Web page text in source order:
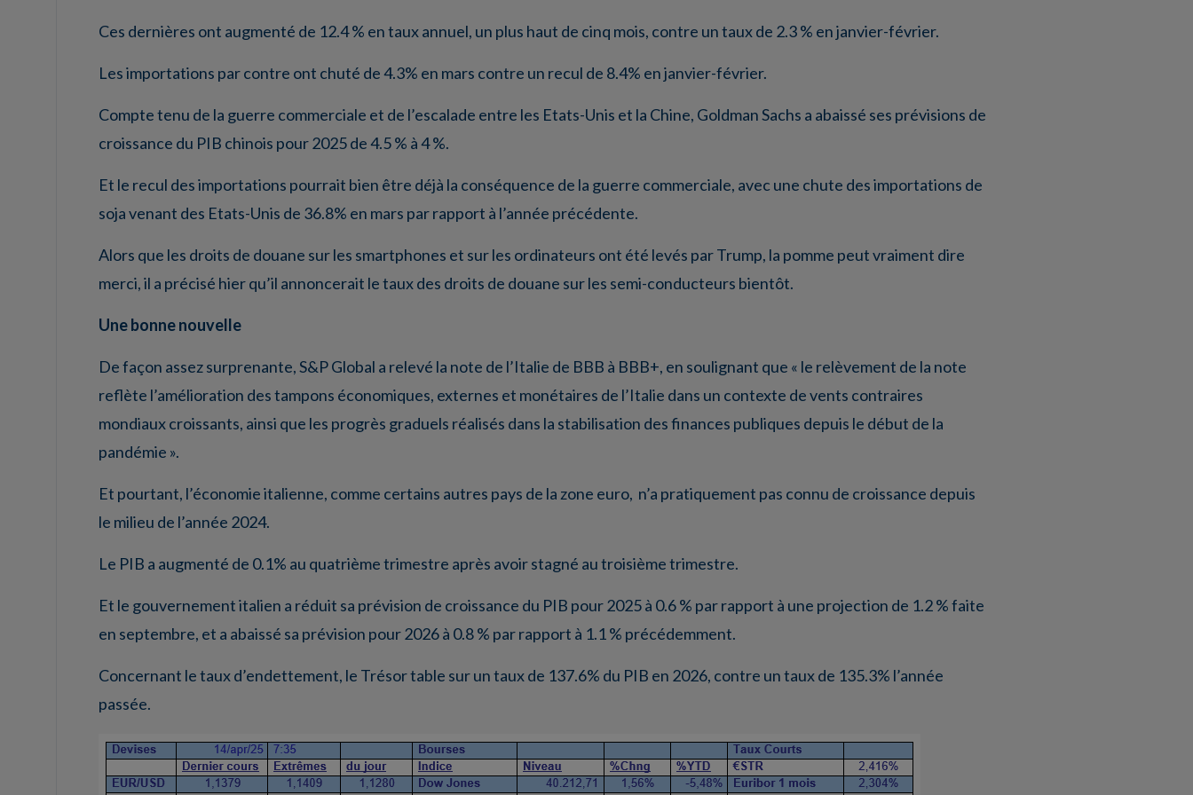
Ces dernières ont augmenté de 12.4 % en taux annuel, un plus haut de cinq mois, contre un taux de 2.3 % en janvier-février.
Les importations par contre ont chuté de 4.3% en mars contre un recul de 8.4% en janvier-février.
Compte tenu de la guerre commerciale et de l’escalade entre les Etats-Unis et la Chine, Goldman Sachs a abaissé ses prévisions de
croissance du PIB chinois pour 2025 de 4.5 % à 4 %.
Et le recul des importations pourrait bien être déjà la conséquence de la guerre commerciale, avec une chute des importations de
soja venant des Etats-Unis de 36.8% en mars par rapport à l’année précédente.
Alors que les droits de douane sur les smartphones et sur les ordinateurs ont été levés par Trump, la pomme peut vraiment dire
merci, il a précisé hier qu’il annoncerait le taux des droits de douane sur les semi-conducteurs bientôt.
Une bonne nouvelle
De façon assez surprenante, S&P Global a relevé la note de l’Italie de BBB à BBB+, en soulignant que « le relèvement de la note
reflète l’amélioration des tampons économiques, externes et monétaires de l’Italie dans un contexte de vents contraires
mondiaux croissants, ainsi que les progrès graduels réalisés dans la stabilisation des finances publiques depuis le début de la
pandémie ».
Et pourtant, l’économie italienne, comme certains autres pays de la zone euro, n’a pratiquement pas connu de croissance depuis
le milieu de l’année 2024.
Le PIB a augmenté de 0.1% au quatrième trimestre après avoir stagné au troisième trimestre.
Et le gouvernement italien a réduit sa prévision de croissance du PIB pour 2025 à 0.6 % par rapport à une projection de 1.2 % faite
en septembre, et a abaissé sa prévision pour 2026 à 0.8 % par rapport à 1.1 % précédemment.
Concernant le taux d’endettement, le Trésor table sur un taux de 137.6% du PIB en 2026, contre un taux de 135.3% l’année
passée.